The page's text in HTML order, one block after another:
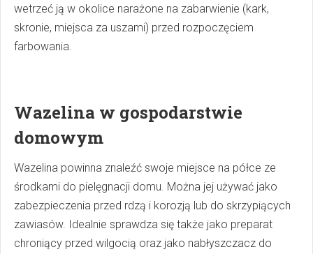
wetrzeć ją w okolice narażone na zabarwienie (kark,
skronie, miejsca za uszami) przed rozpoczęciem
farbowania.
Wazelina w gospodarstwie
domowym
Wazelina powinna znaleźć swoje miejsce na półce ze
środkami do pielęgnacji domu. Można jej używać jako
zabezpieczenia przed rdzą i korozją lub do skrzypiących
zawiasów. Idealnie sprawdza się także jako preparat
chroniący przed wilgocią oraz jako nabłyszczacz do